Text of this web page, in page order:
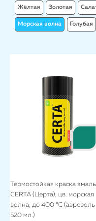
Жёлтая Золотая
Морская волна Голубая
Термостойкая краска эмаль
CERTA (Церта), цв. морская
волна, до 400 °C (аэрозоль
520 мл.)